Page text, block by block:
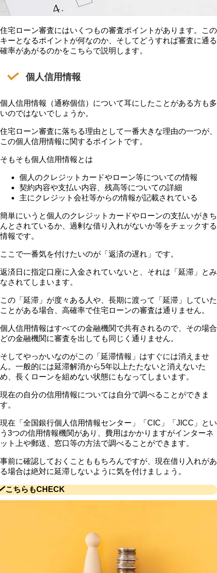
住宅ローン審査にはいくつもの審査ポイントがあります。この
キーとなるポイントが何なのか、そしてどうすれば審査に通る
確率があがるのかをこちらで説明します。
個人信用情報
個人信用情報（通称個信）について耳にしたことがある方も多
いのではないでしょうか。
住宅ローン審査に落ちる理由として一番大きな理由の一つが、
この個人信用情報に関するポイントです。
そもそも個人信用情報とは
個人のクレジットカードやローン等についての情報
契約内容や支払い内容、残高等についての詳細
主にクレジット会社等からの情報が記載されている
簡単にいうと個人のクレジットカードやローンの支払いがきち
んとされているか、過剰な借り入れがないか等をチェックする
情報です。
ここで一番気を付けたいのが「返済の遅れ」です。
返済日に指定口座に入金されていないと、それは「延滞」とみ
なされてしまいます。
この 「延滞」が度々ある人や、長期に渡って「延滞」していた
ことがある場合、高確率で住宅ローンの審査は通りません。
個人信用情報はすべての金融機関で共有されるので、その場合
どの金融機関に審査を出しても同じく通りません。
そしてやっかいなのがこの「延滞情報」はすぐには消えませ
ん。一般的には延滞解消から5年以上たたないと消えないた
め、長くローンを組めない状態にもなってしまいます。
現在の自分の信用情報については自分で調べることができま
す。
現在「全国銀行個人信用情報センター」「CIC」「JICC」とい
う3つの信用情報機関があり、費用はかかりますがインターネ
ット上や郵送、窓口等の方法で調べることができます。
事前に確認しておくことももちろんですが、現在借り入れがあ
る場合は絶対に延滞しないように気を付けましょう。
こちらもCHECK